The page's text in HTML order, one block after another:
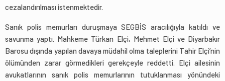
cezalandırılması istenmektedir.
Sanık polis memurları duruşmaya SEGBİS aracılığıyla katıldı ve
savunma yaptı. Mahkeme Türkan Elçi, Mehmet Elçi ve Diyarbakır
Barosu dışında yapılan davaya müdahil olma taleplerini Tahir Elçi’nin
ölümünden zarar görmedikleri gerekçeyle reddetti. Elçi ailesinin
avukatlarının sanık polis memurlarının tutuklanması yönündeki